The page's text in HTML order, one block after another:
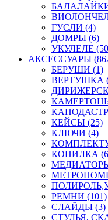
ГУСЛИ (4)
ДОМРЫ (6)
УКУЛЕЛЕ
АКСЕССУАРЫ
БЕРУШИ (1)
ВЕРТУШКА
КЕЙСЫ (25)
КЛЮЧИ (4)
КОПИЛКА
РЕМНИ (101)
СЛАЙДЫ (3)
СТУЛЬЯ,